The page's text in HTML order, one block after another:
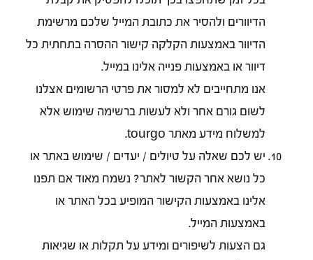
הדיוורים ולהסיר את כתובת המייל שלכם מרשימת
הדיוור באמצעות הקלקה קישור ההסרה בתחתית כל
דיוור או באמצעות פנייה אלינו במייל.
אנו מתחייבים לא למסור את פרטי הרשומים אצלנו
לשום גורם אחר ולא לעשות ברשימה שימוש אלא
למשלוח מידע מאתר tourgo.
יש לכם שאלה על טיולים / יעדים / שימוש באתר או
כל נושא אחר הקשור לאתר? נשמח מאוד אם תפנו
אלינו באמצעות הקישור המופיע בכל האתר או
באמצעות המייל.
גם הצעות לשיפורים ומידע על תקלות או שגיאות